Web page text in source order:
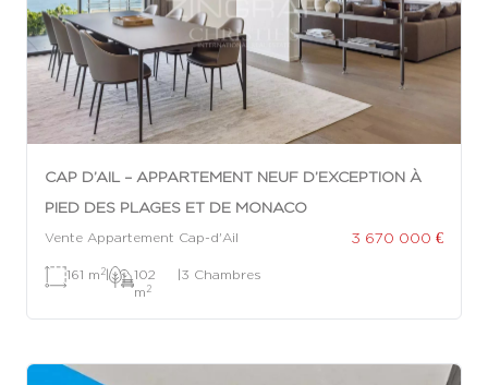
CAP D’AIL – APPARTEMENT NEUF D’EXCEPTION À
PIED DES PLAGES ET DE MONACO
Vente Appartement Cap-d'Ail 3 670 000 €
161 m 2|
102
m 2
|3 Chambres